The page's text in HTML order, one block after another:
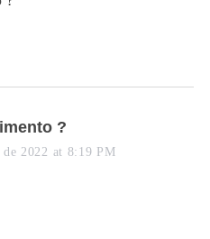
?
de 2022 at 8:19 PM